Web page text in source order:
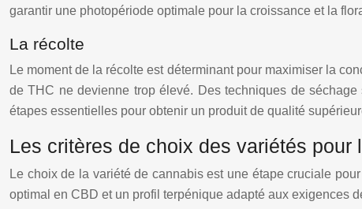
garantir une photopériode optimale pour la croissance et la
La récolte
Le moment de la récolte est déterminant pour maximiser la
de THC ne devienne trop élevé. Des techniques de
étapes essentielles pour obtenir un produit de qualité
Les critères de choix des variétés pour
Le choix de la variété de cannabis est une étape cruciale
optimal en CBD et un profil terpénique adapté aux exigences